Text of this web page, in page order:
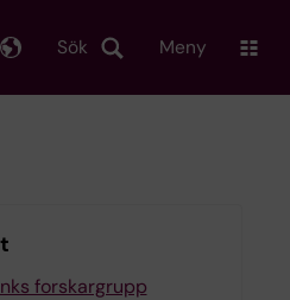
Sök Meny
forskargrupp